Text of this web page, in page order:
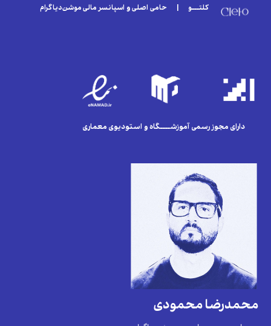
کلتـــو | حامی اصلی و اسپانسر مالی موشن‌دیاگرام
دارای مجوز رسمی آموزشــــگاه و استودیوی معماری
محمدرضا محمودی